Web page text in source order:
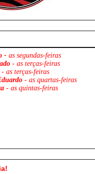
- as segundas-feiras
- as terças-feiras
- as terças-feiras
- as quartas-feiras
- as quintas-feiras